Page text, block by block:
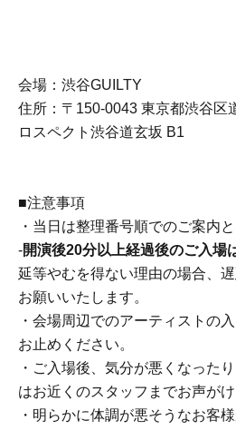
会場：渋谷GUILTY
住所：〒150-0043 東京都渋谷区
ロスペクト渋谷道玄坂 B1
■注意事項
・当日は整理番号順でのご案内と
-開演後20分以上経過後のご入場
延等やむを得ない理由の場合、
お願いいたします。
・会場周辺でのアーティストの
お止めください。
・ご入場後、気分が悪くなった
はお近くのスタッフまでお声がけ
・明らかに体調が悪そうなお客